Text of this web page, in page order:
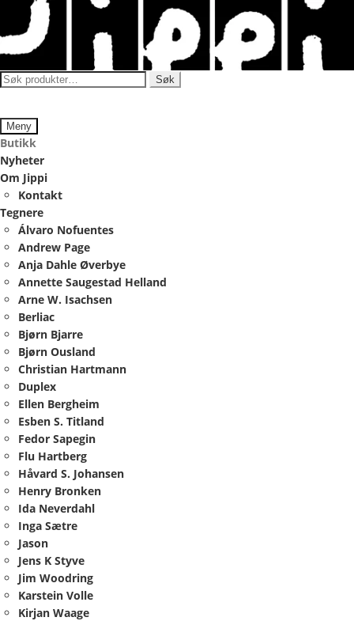
navigasjon
innhold
Søk
Søk
Meny
Butikk
Nyheter
Om Jippi
Kontakt
Tegnere
Álvaro Nofuentes
Andrew Page
Anja Dahle Øverbye
Annette Saugestad Helland
Arne W. Isachsen
Berliac
Bjørn Bjarre
Bjørn Ousland
Christian Hartmann
Duplex
Ellen Bergheim
Esben S. Titland
Fedor Sapegin
Flu Hartberg
Håvard S. Johansen
Henry Bronken
Ida Neverdahl
Inga Sætre
Jason
Jens K Styve
Jim Woodring
Karstein Volle
Kirjan Waage